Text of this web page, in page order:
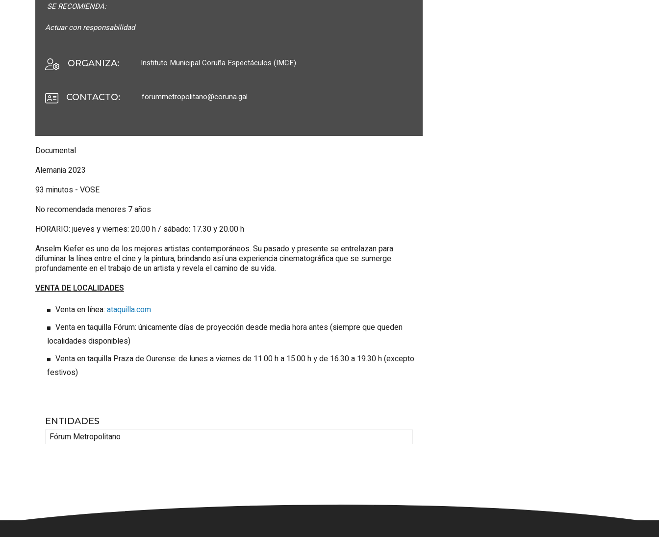
SE RECOMIENDA:
Actuar con responsabilidad
ORGANIZA: Instituto Municipal Coruña Espectáculos (IMCE)
CONTACTO: forummetropolitano@coruna.gal
Documental
Alemania 2023
93 minutos - VOSE
No recomendada menores 7 años
HORARIO: jueves y viernes: 20.00 h / sábado: 17.30 y 20.00 h
Anselm Kiefer es uno de los mejores artistas contemporáneos. Su pasado y presente se entrelazan para
difuminar la línea entre el cine y la pintura, brindando así una experiencia cinematográfica que se sumerge
profundamente en el trabajo de un artista y revela el camino de su vida.
VENTA DE LOCALIDADES
Venta en línea: ataquilla.com
Venta en taquilla Fórum: únicamente días de proyección desde media hora antes (siempre que queden
localidades disponibles)
Venta en taquilla Praza de Ourense: de lunes a viernes de 11.00 h a 15.00 h y de 16.30 a 19.30 h (excepto
festivos)
ENTIDADES
Fórum Metropolitano